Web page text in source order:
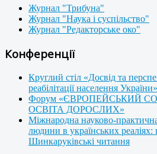
Журнал "Трибуна"
Журнал "Наука і суспільство"
Журнал "Редакторське око"
Конференції
Круглий стіл «Досвід та
реабілітації населення України»
Форум «ЄВРОПЕЙСЬКИЙ
ОСВІТА ДОРОСЛИХ»
Міжнародна науково-
людини в українських реаліях:
Шинкаруківські читання